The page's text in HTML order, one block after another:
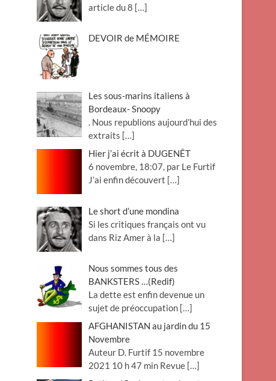
article du 8 […]
DEVOIR de MÉMOIRE
Les sous-marins italiens à
Bordeaux- Snoopy
. Nous republions aujourd’hui des
extraits […]
Hier j’ai écrit à DUGENÊT
6 novembre, 18:07, par Le Furtif
J’ai enfin découvert […]
Le short d’une mondina
Si les critiques français ont vu
dans Riz Amer à la […]
Nous sommes tous des
BANKSTERS …(Redif)
La dette est enfin devenue un
sujet de préoccupation […]
AFGHANISTAN au jardin du 15
Novembre
Auteur D. Furtif 15 novembre
2021 10 h 47 min Revue […]